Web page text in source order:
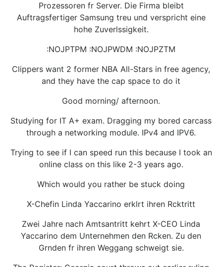
Prozessoren fr Server. Die Firma bleibt
Auftragsfertiger Samsung treu und verspricht eine
hohe Zuverlssigkeit.
:NOJPTPM :NOJPWDM :NOJPZTM
Clippers want 2 former NBA All-Stars in free agency,
and they have the cap space to do it
Good morning/ afternoon.
Studying for IT A+ exam. Dragging my bored carcass
through a networking module. IPv4 and IPV6.
Trying to see if I can speed run this because I took an
online class on this like 2-3 years ago.
Which would you rather be stuck doing
X-Chefin Linda Yaccarino erklrt ihren Rcktritt
Zwei Jahre nach Amtsantritt kehrt X-CEO Linda
Yaccarino dem Unternehmen den Rcken. Zu den
Grnden fr ihren Weggang schweigt sie.